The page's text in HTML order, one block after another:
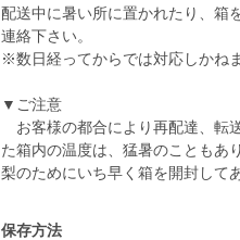
配送中に暑い所に置かれたり、箱
連絡下さい。
※数日経ってからでは対応しかねま
▼ご注意
お客様の都合により再配達、転
た箱内の温度は、猛暑のこともあ
保存方法